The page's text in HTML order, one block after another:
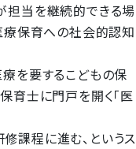
担当を継続的できる場
療保育への社会的認知
を要するこどもの保
育士に門戸を開く「医
課程に進む、というス